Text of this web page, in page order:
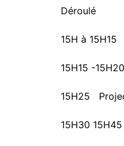
Déroulé
15H à 15H15
15H15 -
15H25
15H30